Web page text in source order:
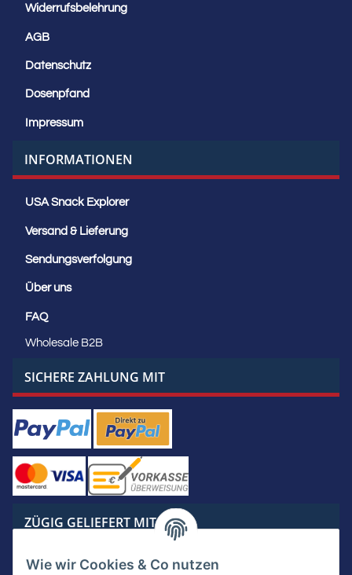
Wie wir Cookies & Co nutzen
Widerrufsbelehrung
AGB
Datenschutz
Dosenpfand
Impressum
INFORMATIONEN
USA Snack Explorer
Versand & Lieferung
Sendungsverfolgung
Über uns
FAQ
Wholesale B2B
SICHERE ZAHLUNG MIT
ZÜGIG GELIEFERT MIT